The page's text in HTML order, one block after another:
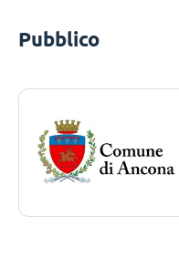
Pubblico